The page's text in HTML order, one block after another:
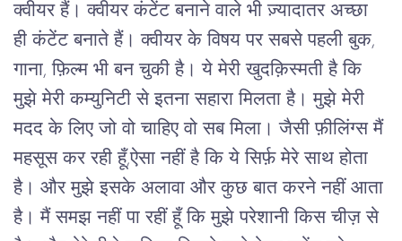
क्वीयर हैं। क्वीयर कंटेंट बनाने वाले भी ज़्यादातर अच्छा
ही कंटेंट बनाते हैं। क्वीयर के विषय पर सबसे पहली बुक,
गाना, फ़िल्म भी बन चुकी है। ये मेरी खुदक़िस्मती है कि
मुझे मेरी कम्युनिटी से इतना सहारा मिलता है। मुझे मेरी
मदद के लिए जो वो चाहिए वो सब मिला। जैसी फ़ीलिंग्स मैं
महसूस कर रही हूँ,ऐसा नहीं है कि ये सिर्फ़ मेरे साथ होता
है। और मुझे इसके अलावा और कुछ बात करने नहीं आता
है। मैं समझ नहीं पा रहीं हूँ कि मुझे परेशानी किस चीज़ से